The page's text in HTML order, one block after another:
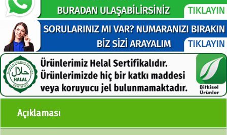
Açıklaması